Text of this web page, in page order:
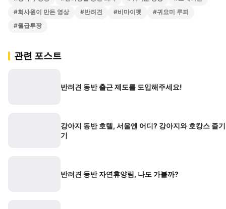
#회사원이 만든 영상 #반려견 #비마이펫 #귀요미 루피
#월급루팡
관련 포스트
반려견 동반 출근 제도를 도입해주세요!
강아지 동반 호텔, 서울엔 어디? 강아지와 호캉스 즐기
기
반려견 동반 자연휴양림, 나도 가볼까?